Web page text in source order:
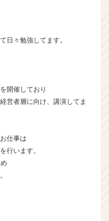
日々勉強してます。
開催しており
営者層に向け、講演してま
仕事は
行います。